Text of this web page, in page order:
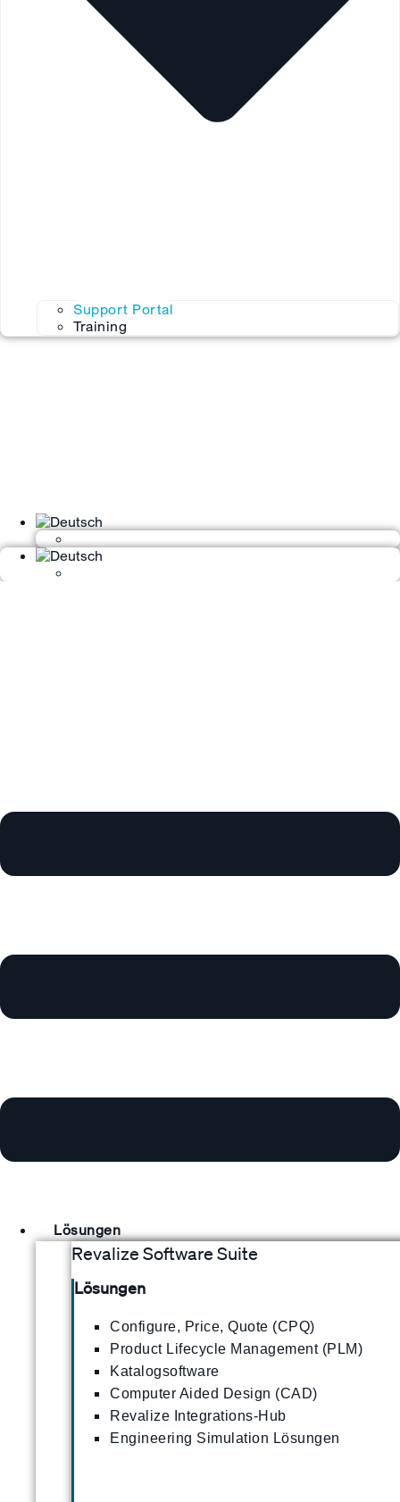
Support Portal
Training
Lösungen
Revalize Software Suite
Lösungen
Configure, Price, Quote (CPQ)
Product Lifecycle Management (PLM)
Katalogsoftware
Computer Aided Design (CAD)
Revalize Integrations-Hub
Engineering Simulation Lösungen